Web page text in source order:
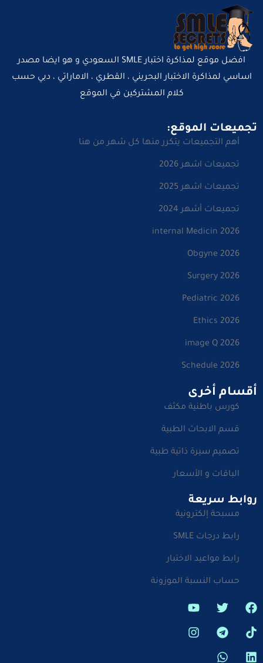
افضل موقع لمذاكرة اختبار SMLE السعودي و هو ايضا مصدر
اساسي لمذاكرة الاختبار البحريني ، القطري ، الاماراتي ، دبي حسب
كلام المشتركين في الموقع
تجميعات الموقع:
أهم التجميعات يتكرر منها كل شهر من هنا
تجميعات اشهر 2026
تجميعات اشهر 2025
تجميعات أشهر 2024
internal Medicin 2026
Obgyne 2026
Surgery 2026
Pediatric 2026
Ethics 2026
image Q 2026
Schedule 2026
أقسام أخرى
كورس باطنية مكثف
قسم الابحاث الطبية
تصميم سيرة ذاتية طبية
الباقات و الأسعار
روابط سريعة
مسبحة إلكترونية
رابط درجات SMLE
رابط مواعيد الاختبار
حساب النسبة الموزونة